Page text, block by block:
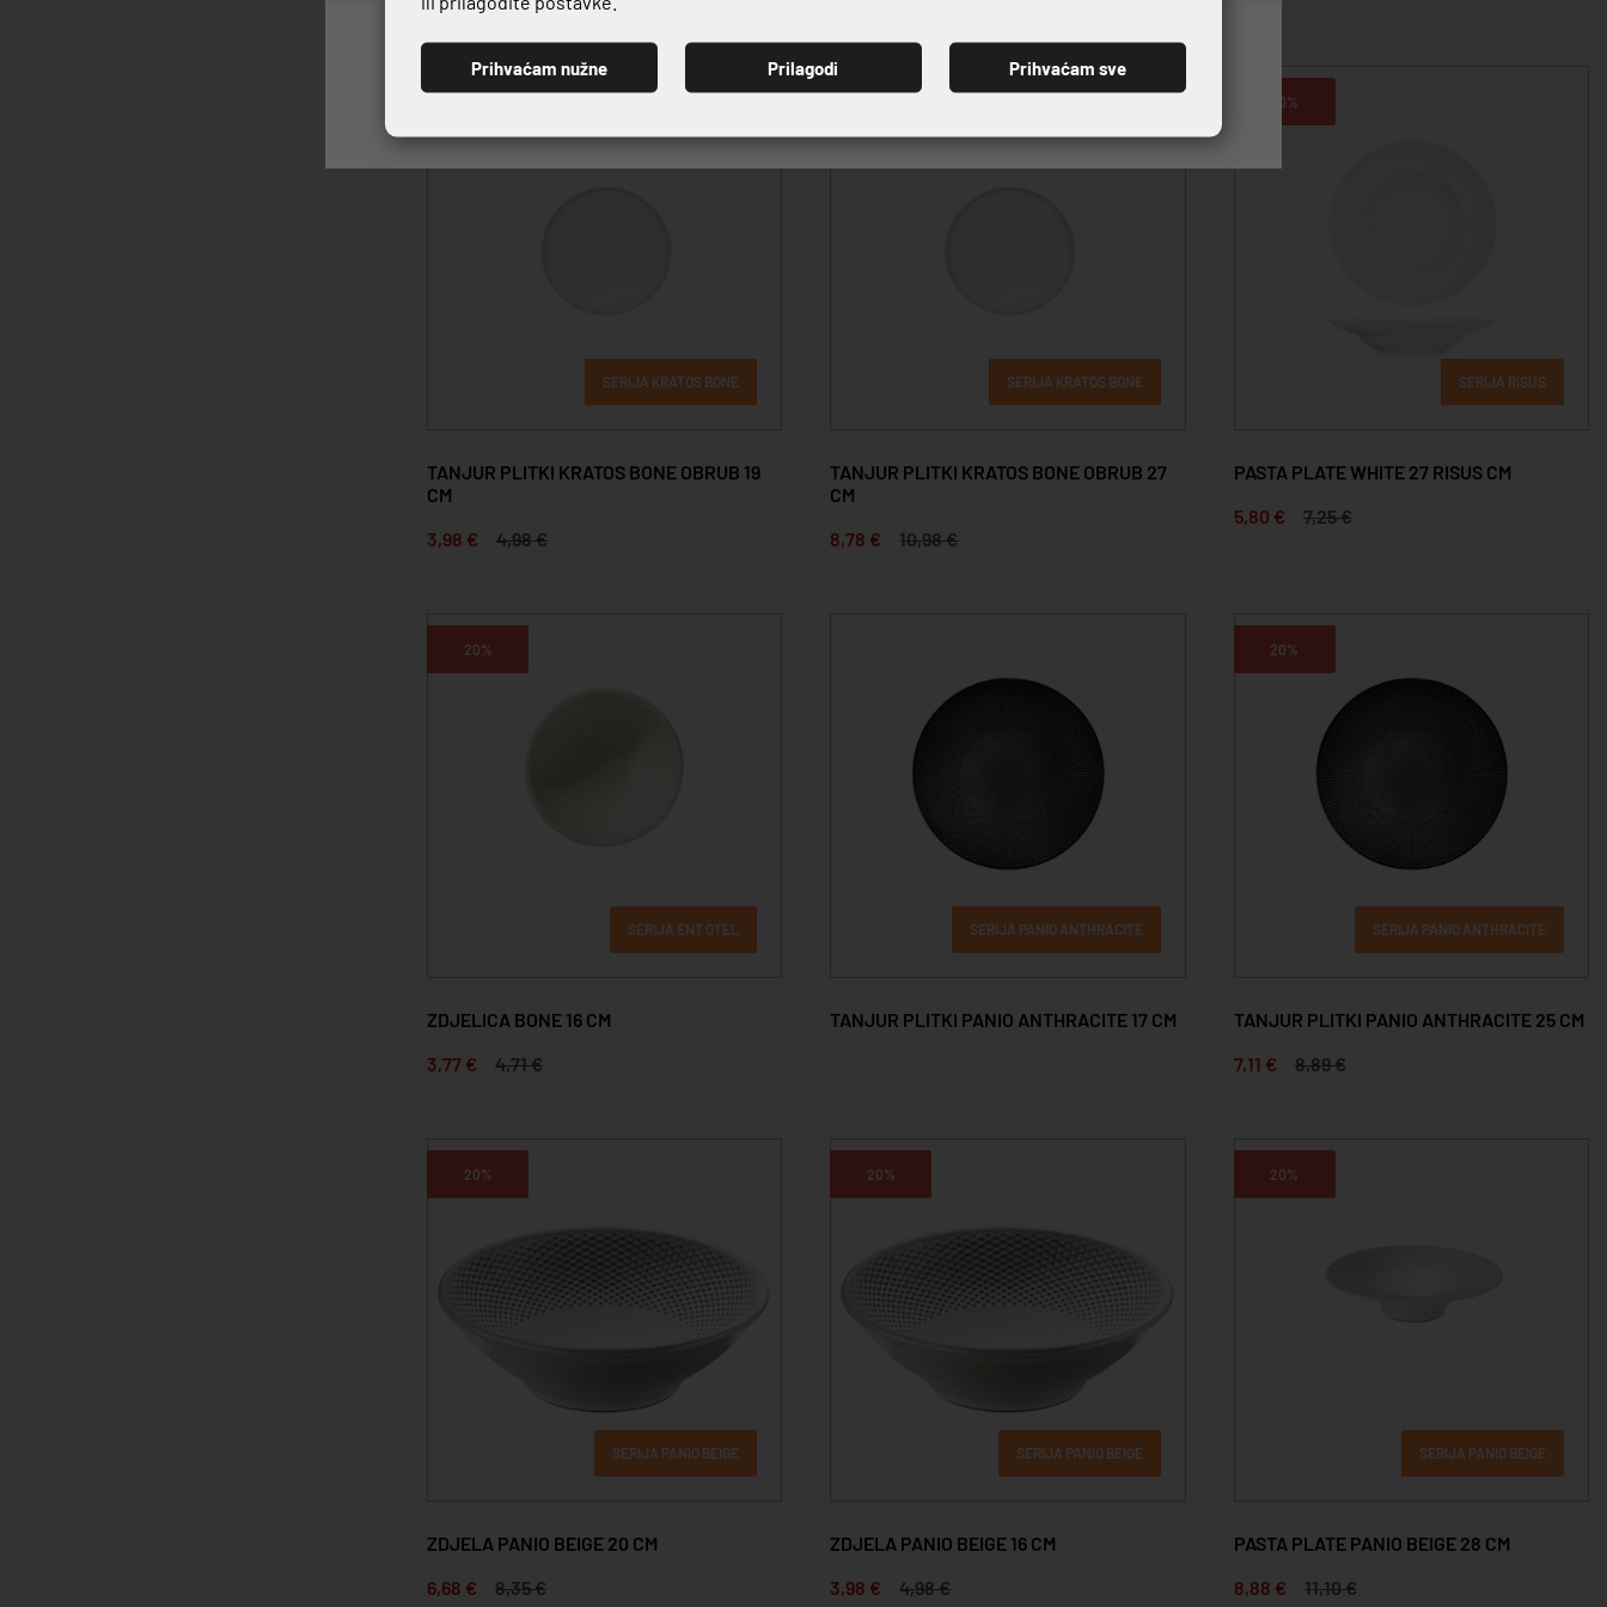
SERIJA KRATOS BONE
TANJUR PLITKI KRATOS BONE OBRUB 19
CM
3,98 €
4,98 €
SERIJA KRATOS BONE
TANJUR PLITKI KRATOS BONE OBRUB 27
CM
8,78 €
10,98 €
20%
SERIJA RISUS
PASTA PLATE WHITE 27 RISUS CM
5,80 €
7,25 €
20%
SERIJA ENT OTEL
ZDJELICA BONE 16 CM
3,77 €
4,71 €
SERIJA PANIO ANTHRACITE
TANJUR PLITKI PANIO ANTHRACITE 17 CM
20%
SERIJA PANIO ANTHRACITE
TANJUR PLITKI PANIO ANTHRACITE 25 CM
7,11 €
8,89 €
20%
SERIJA PANIO BEIGE
ZDJELA PANIO BEIGE 20 CM
6,68 €
8,35 €
20%
SERIJA PANIO BEIGE
ZDJELA PANIO BEIGE 16 CM
3,98 €
4,98 €
20%
SERIJA PANIO BEIGE
PASTA PLATE PANIO BEIGE 28 CM
8,88 €
11,10 €
PRIJAVI SE
Prihvaćam nužne Prilagodi Prihvaćam sve